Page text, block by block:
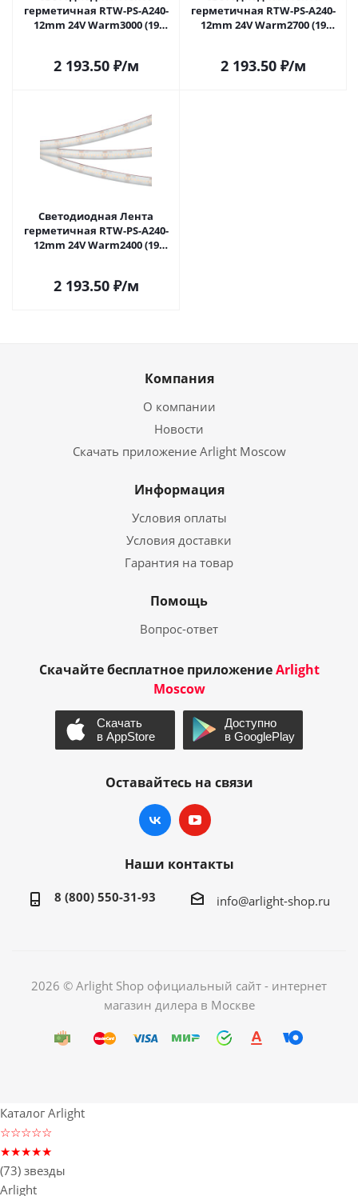
герметичная RTW-PS-A240-
12mm 24V Warm3000 (19
2 193.50₽/м
герметичная RTW-PS-A240-
12mm 24V Warm2700 (19
2 193.50₽/м
Светодиодная Лента
герметичная RTW-PS-A240-
12mm 24V Warm2400 (19
2 193.50₽/м
Компания
О компании
Новости
Скачать приложение Arlight Moscow
Информация
Условия оплаты
Условия доставки
Гарантия на товар
Помощь
Вопрос-ответ
Скачайте бесплатное приложениеArlight
Moscow
Оставайтесь на связи
Наши контакты
8 (800) 550-31-93 info@arlight-shop.ru
2026 © Arlight Shop официальный сайт - интернет
магазин дилера в Москве
Каталог Arlight
☆☆☆☆☆
★★★★★
(73) звезды
Arlight